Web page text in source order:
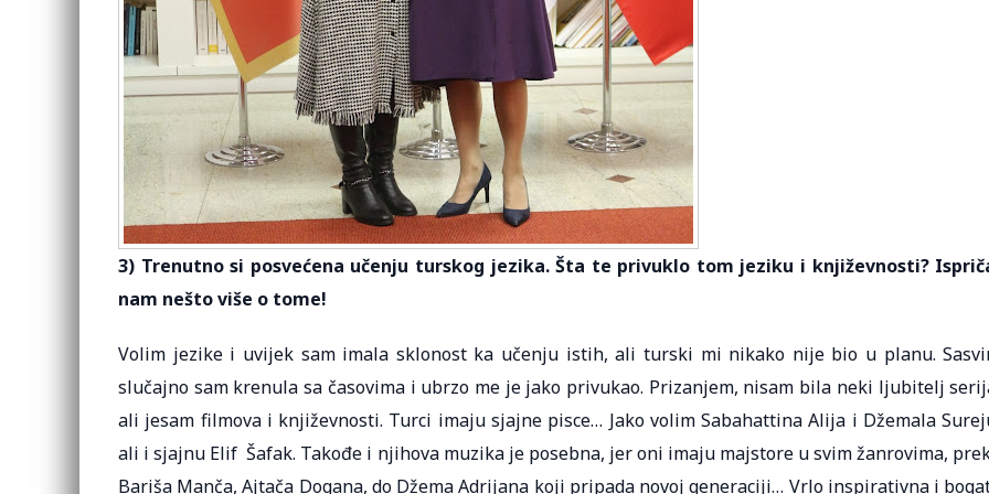
3) Trenutno si posvećena učenju turskog jezika. Šta te privuklo tom jeziku i književnosti?
nam nešto više o tome!
Volim jezike i uvijek sam imala sklonost ka učenju istih, ali turski mi nikako nije bio u planu.
slučajno sam krenula sa časovima i ubrzo me je jako privukao. Prizanjem, nisam bila neki ljubitelj
ali jesam filmova i književnosti. Turci imaju sjajne pisce… Jako volim Sabahattina Alija i Džemala
ali i sjajnu Elif Šafak. Takođe i njihova muzika je posebna, jer oni imaju majstore u svim žanrovima,
Bariša Manča, Ajtača Dogana, do Džema Adrijana koji pripada novoj generaciji… Vrlo inspirativna i